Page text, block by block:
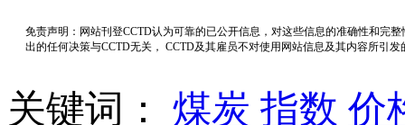
免责声明：网站刊登CCTD认为可靠的已公开信息，对这些信息的准确性和完
出的任何决策与CCTD无关， CCTD及其雇员不对使用网站信息及其内容所引
关键词： 煤炭 指数 价